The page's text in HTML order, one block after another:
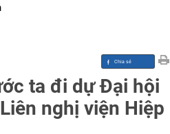
ta đi dự Đại hội
nghị viện Hiệp